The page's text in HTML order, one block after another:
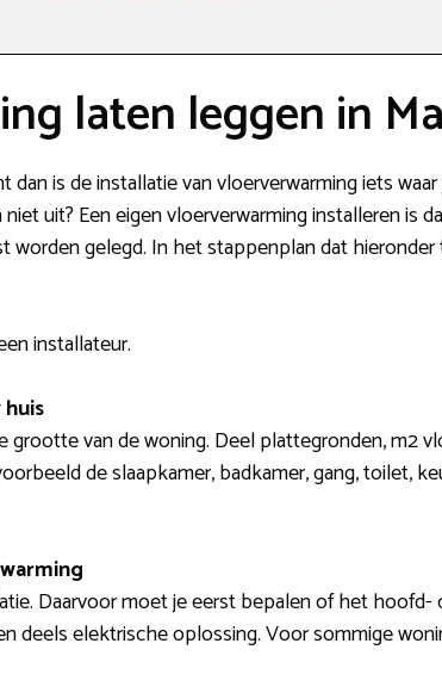
laten leggen in
dan is de installatie van vloerverwarming iets
uit? Een eigen vloerverwarming installeren is
worden gelegd. In het stappenplan dat
installateur.
grootte van de woning. Deel plattegronden, m2
de slaapkamer, badkamer, gang, toilet,
Daarvoor moet je eerst bepalen of het hoofd-
deels elektrische oplossing. Voor sommige